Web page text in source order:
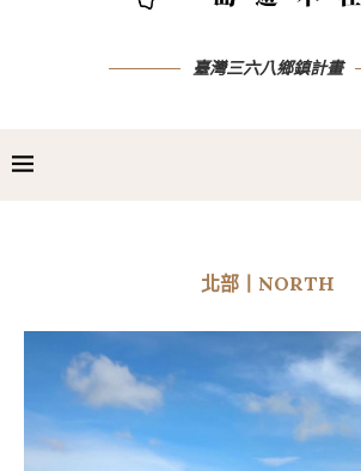
臺灣三六八鄉鎮計畫
北部丨NORTH